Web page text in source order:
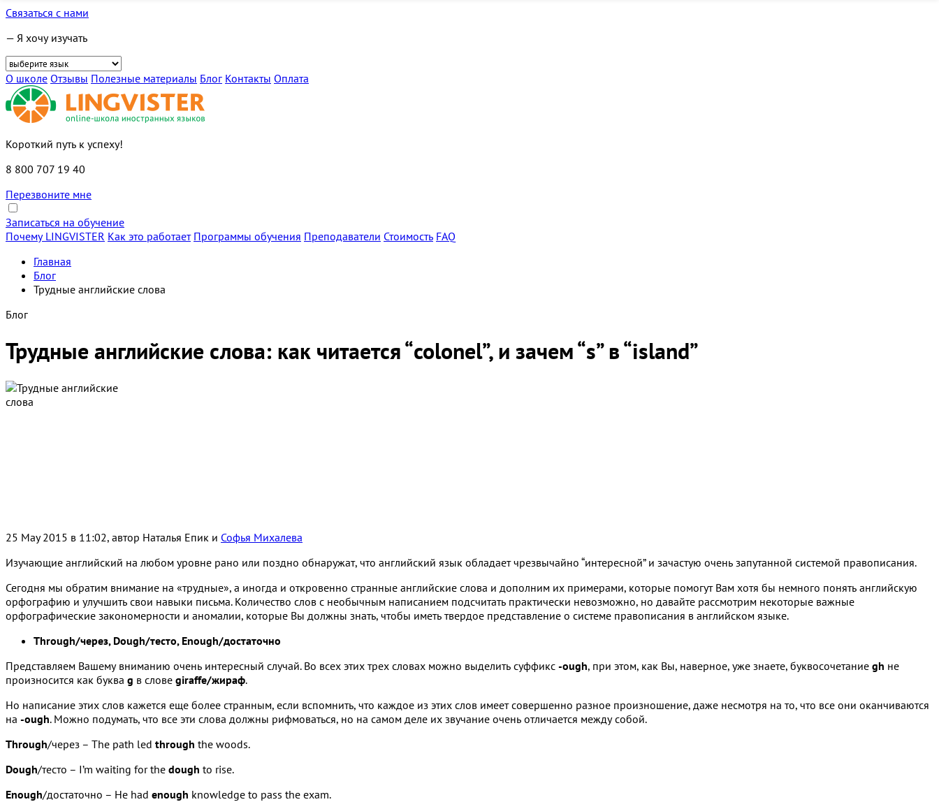
Связаться с нами
— Я хочу изучать
О школе Отзывы Полезные материалы Блог Контакты Оплата
Короткий путь к успеху!
8 800 707 19 40
Перезвоните мне
Записаться на обучение
Почему LINGVISTER Как это работает Программы обучения Преподаватели Стоимость FAQ
Главная
Блог
Трудные английские слова
Блог
Трудные английские слова: как читается “colonel”, и зачем “s” в “island”
25 May 2015 в 11:02, автор Наталья Епик и Софья Михалева
Изучающие английский на любом уровне рано или поздно обнаружат, что английский язык обладает чрезвычайно “интересной” и зачастую очень запутанной системой правописания.
Сегодня мы обратим внимание на «трудные», а иногда и откровенно странные английские слова и дополним их примерами, которые помогут Вам хотя бы немного понять английскую
орфографию и улучшить свои навыки письма. Количество слов с необычным написанием подсчитать практически невозможно, но давайте рассмотрим некоторые важные
орфографические закономерности и аномалии, которые Вы должны знать, чтобы иметь твердое представление о системе правописания в английском языке.
Through/через, Dough/тесто, Enough/достаточно
Представляем Вашему вниманию очень интересный случай. Во всех этих трех словах можно выделить суффикс -ough, при этом, как Вы, наверное, уже знаете, буквосочетание gh не
произносится как буква g в слове giraffe/жираф.
Но написание этих слов кажется еще более странным, если вспомнить, что каждое из этих слов имеет совершенно разное произношение, даже несмотря на то, что все они оканчиваются
на -ough. Можно подумать, что все эти слова должны рифмоваться, но на самом деле их звучание очень отличается между собой.
Through/через – The path led through the woods.
Dough/тесто – I’m waiting for the dough to rise.
Enough/достаточно – He had enough knowledge to pass the exam.